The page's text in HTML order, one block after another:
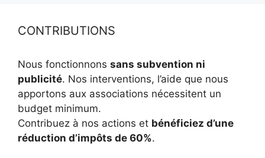
CONTRIBUTIONS
Nous fonctionnons sans subvention ni
publicité. Nos interventions, l’aide que nous
apportons aux associations nécessitent un
budget minimum.
Contribuez à nos actions et bénéficiez d’une
réduction d’impôts de 60%.